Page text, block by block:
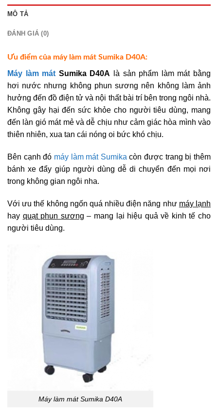
MÔ TẢ
ĐÁNH GIÁ (0)
Ưu điểm của máy làm mát Sumika D40A:
Máy làm mátSumika D40A là sản phẩm làm mát bằng
hơi nước nhưng không phun sương nên không làm ảnh
hưởng đến đồ điện tử và nội thất bài trí bên trong ngôi nhà.
Không gây hại đến sức khỏe cho người tiêu dùng, mang
đến làn gió mát mẻ và dễ chịu như cảm giác hòa mình vào
thiên nhiên, xua tan cái nóng oi bức khó chịu.
Bên cạnh đó máy làm mát Sumika còn được trang bị thêm
bánh xe đẩy giúp người dùng dễ di chuyển đến mọi nơi
trong không gian ngôi nha.
Với ưu thế không ngốn quá nhiều điện năng như máy lạnh
hay quạt phun sương – mang lại hiệu quả về kinh tế cho
người tiêu dùng.
Máy làm mát Sumika D40A